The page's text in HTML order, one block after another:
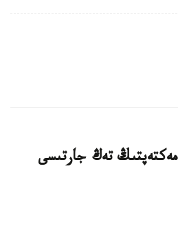
32 جەكە مەكتەپتىڭ تەڭ جارتىسى